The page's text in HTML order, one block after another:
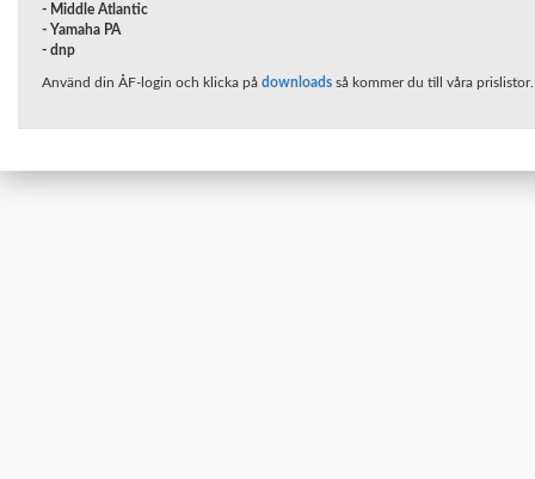
- Middle Atlantic
- Yamaha PA
- dnp
Använd din ÅF-login och klicka på downloads så kommer du till våra prislistor.